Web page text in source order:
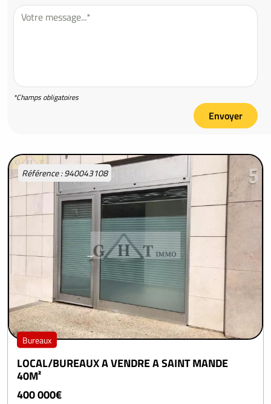
*Champs obligatoires
Envoyer
Référence : 940043108
Bureaux
LOCAL/BUREAUX A VENDRE A SAINT MANDE
40M²
400 000€